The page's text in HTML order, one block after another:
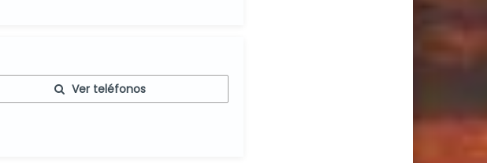
Ver teléfonos